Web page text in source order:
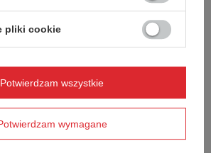
227 ml - granatowy - Z twoim
grawerem
65,03 zł / szt.
+ Dodaj do porównania
pliki cookie
wymagane
Potwierdzam wszystkie